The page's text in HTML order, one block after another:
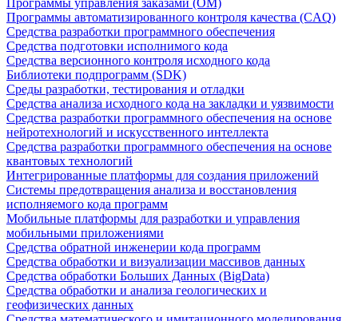
Программы управления заказами (OM)
Программы автоматизированного контроля качества (CAQ)
Средства разработки программного обеспечения
Средства подготовки исполнимого кода
Средства версионного контроля исходного кода
Библиотеки подпрограмм (SDK)
Среды разработки, тестирования и отладки
Средства анализа исходного кода на закладки и уязвимости
Средства разработки программного обеспечения на основе
нейротехнологий и искусственного интеллекта
Средства разработки программного обеспечения на основе
квантовых технологий
Интегрированные платформы для создания приложений
Системы предотвращения анализа и восстановления
исполняемого кода программ
Мобильные платформы для разработки и управления
мобильными приложениями
Средства обратной инженерии кода программ
Средства обработки и визуализации массивов данных
Средства обработки Больших Данных (BigData)
Средства обработки и анализа геологических и
геофизических данных